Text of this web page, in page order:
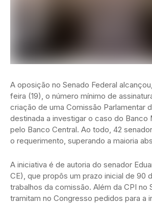
A oposição no Senado Federal
feira (19), o número mínimo de
criação de uma Comissão Parlamentar
destinada a investigar o caso do Banco
pelo Banco Central. Ao todo, 42
o requerimento, superando a maioria
A iniciativa é de autoria do senador
CE), que propôs um prazo inicial de 90
trabalhos da comissão. Além da CPI no
tramitam no Congresso pedidos para a